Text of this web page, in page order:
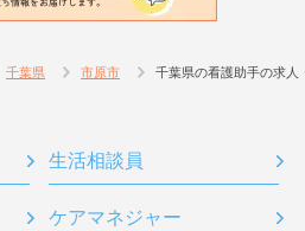
千葉県 市原市 千葉県の看護助手の求人
生活相談員
ケアマネジャー